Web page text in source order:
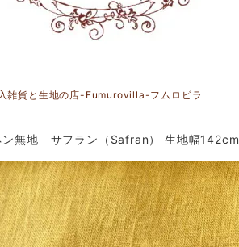
雑貨と生地の店-Fumurovilla-フムロビラ
無地 サフラン（Safran） 生地幅142cm